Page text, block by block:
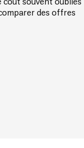
des offres